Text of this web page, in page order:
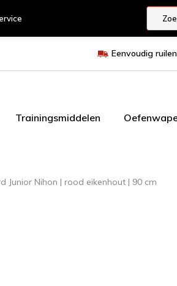
Eenvoudig
Trainingsmiddelen
Junior Nihon | rood eikenhout | 90 cm